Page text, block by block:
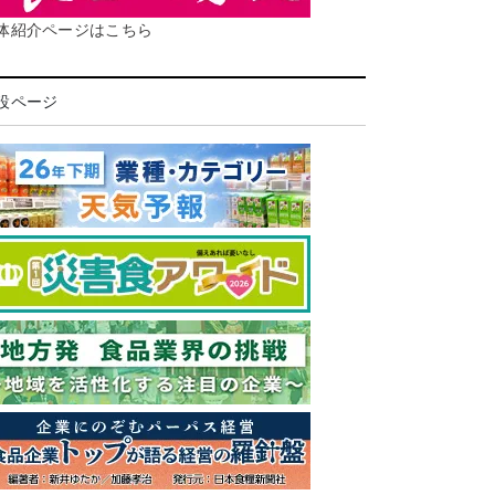
紹介ページはこちら
ページ